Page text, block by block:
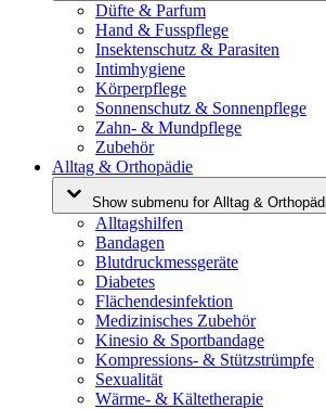
Düfte & Parfum
Hand & Fusspflege
Insektenschutz & Parasiten
Intimhygiene
Körperpflege
Sonnenschutz & Sonnenpflege
Zahn- & Mundpflege
Zubehör
Alltag & Orthopädie
Show submenu for Alltag &
Alltagshilfen
Bandagen
Blutdruckmessgeräte
Diabetes
Flächendesinfektion
Medizinisches Zubehör
Kinesio & Sportbandage
Kompressions- & Stützstrümpfe
Sexualität
Wärme- & Kältetherapie